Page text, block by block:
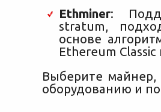
Ethminer:
stratum,
основе
Ethereum Classic
Выберите майнер,
оборудованию и